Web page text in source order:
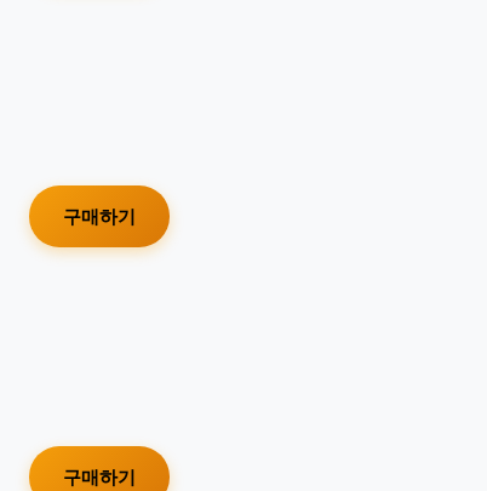
구매하기
구매하기